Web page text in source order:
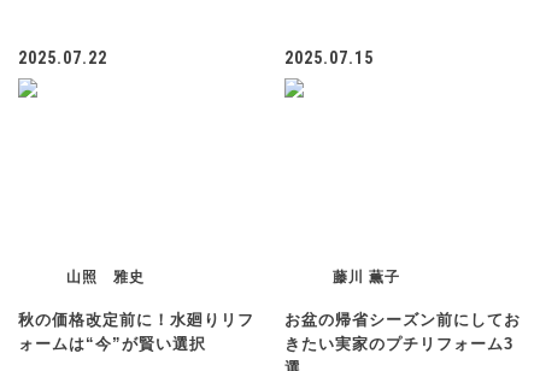
2025.07.22
山照 雅史
秋の価格改定前に！水廻りリフ
ォームは“今”が賢い選択
2025.07.15
藤川 薫子
お盆の帰省シーズン前にしてお
きたい実家のプチリフォーム3